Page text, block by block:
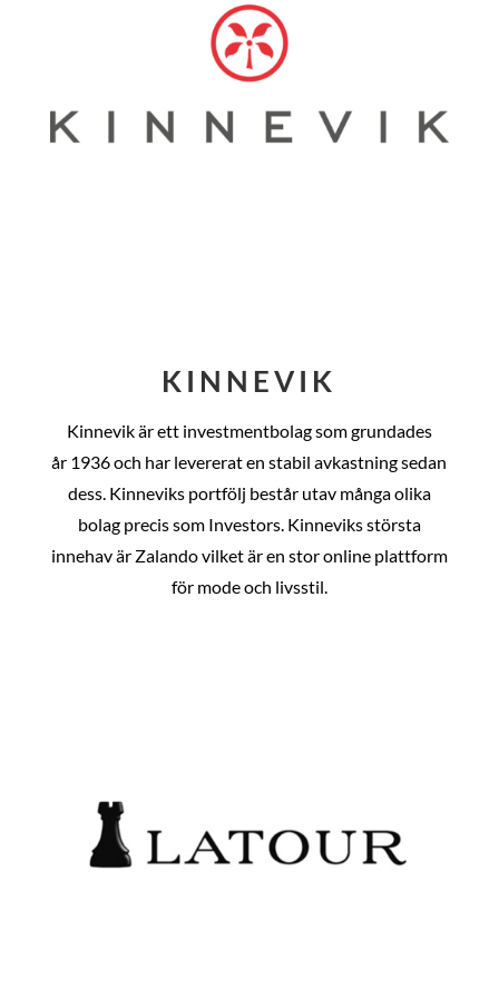
KINNEVIK
Kinnevik är ett investmentbolag som grundades
år 1936 och har levererat en stabil avkastning sedan
dess. Kinneviks portfölj består utav många olika
bolag precis som Investors. Kinneviks största
innehav är Zalando vilket är en stor online plattform
för mode och livsstil.